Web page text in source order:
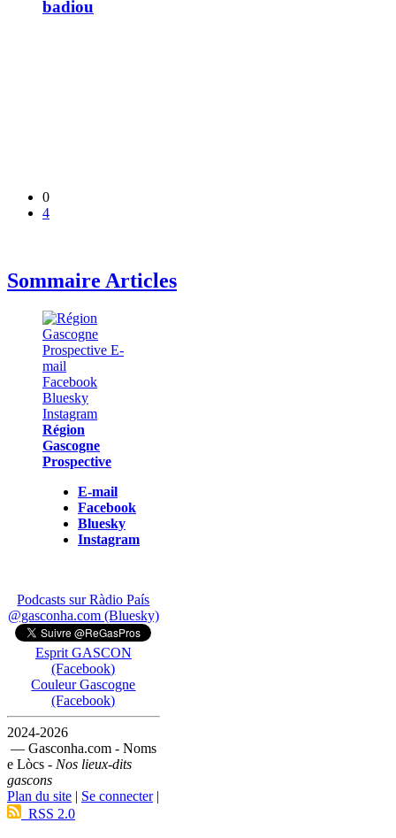
badiou
0
4
Sommaire Articles
Région
Gascogne
Prospective
E-mail
Facebook
Bluesky
Instagram
Podcasts sur Ràdio País
@gasconha.com (Bluesky)
Esprit GASCON
(Facebook)
Couleur Gascogne
(Facebook)
2024-2026
— Gasconha.com - Noms
e Lòcs - Nos lieux-dits
gascons
Plan du site | Se connecter|
RSS 2.0